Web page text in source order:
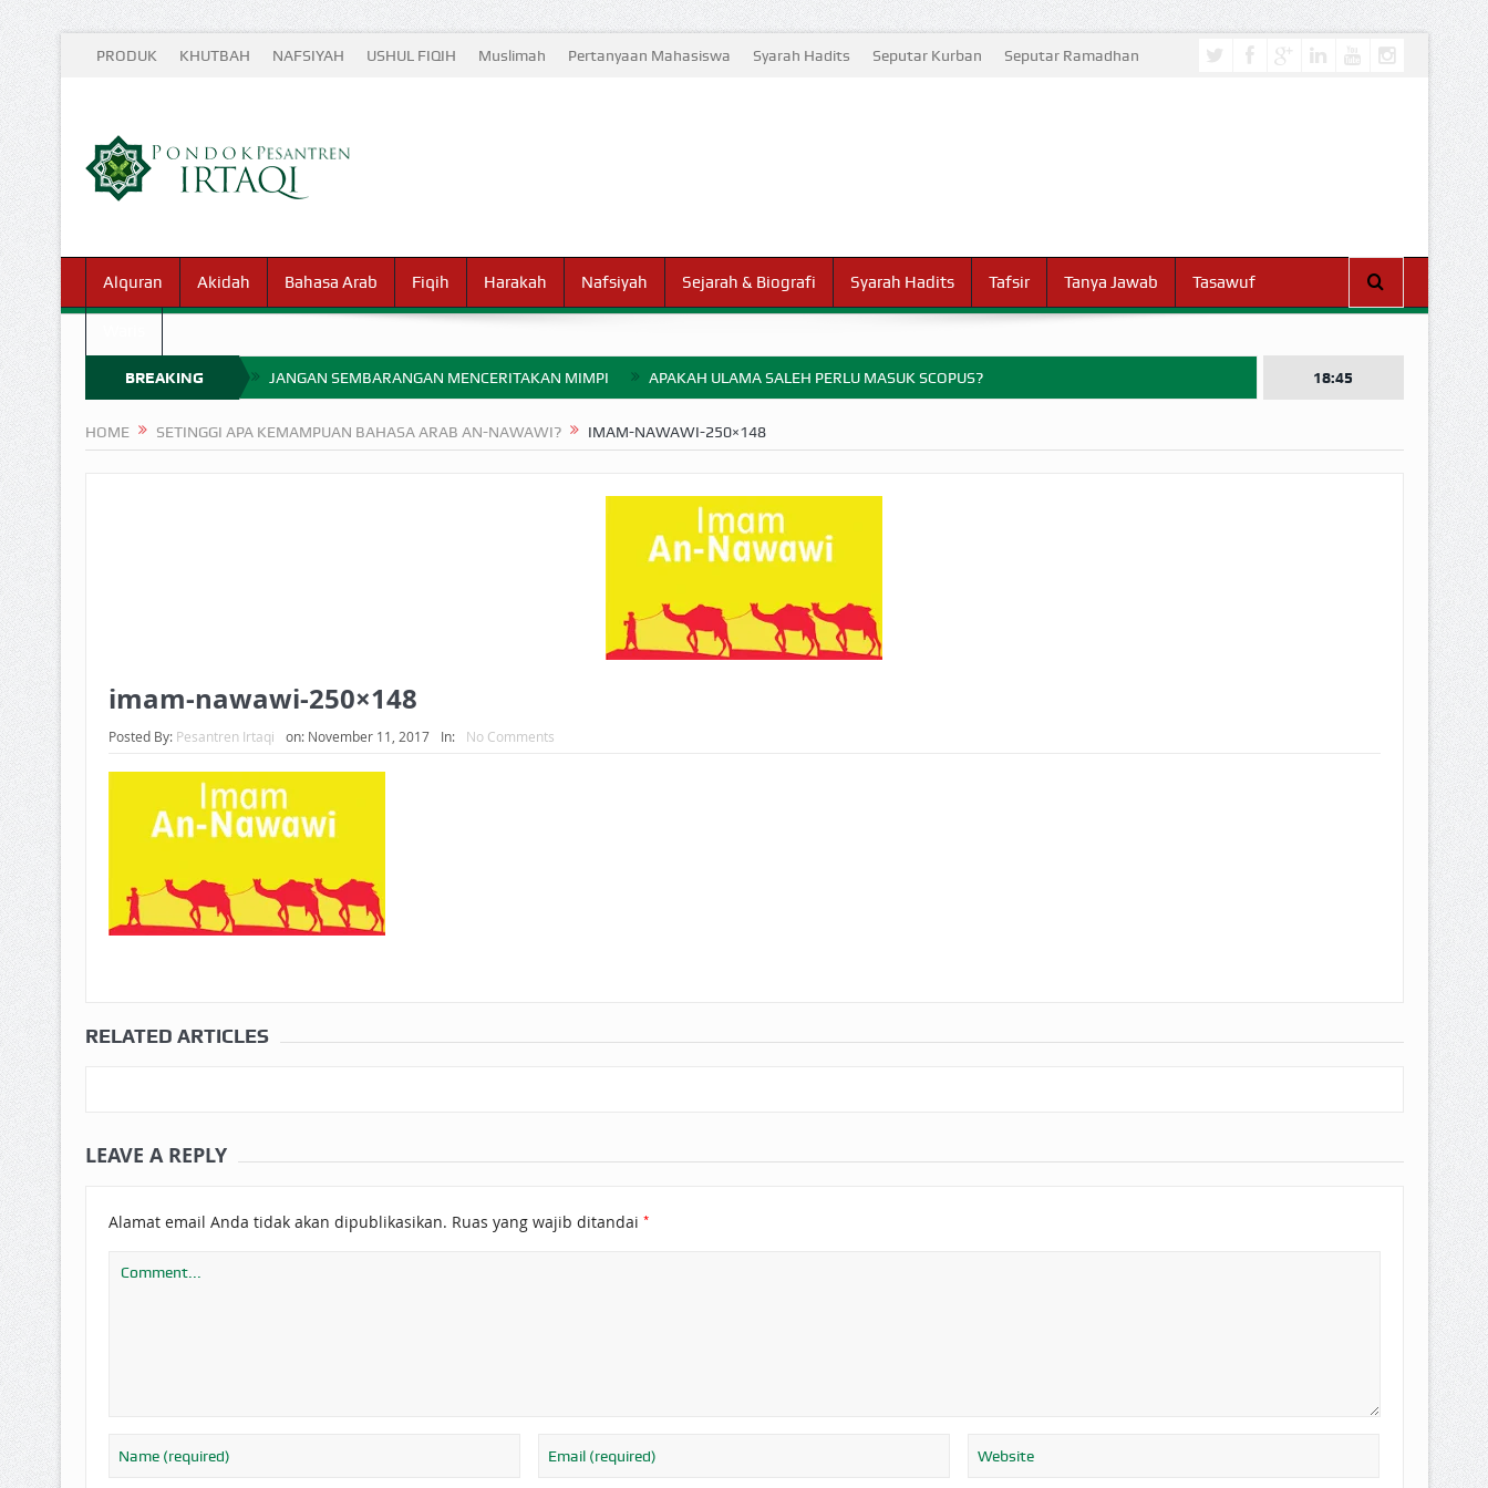
PRODUK KHUTBAH NAFSIYAH USHUL FIQIH Muslimah Pertanyaan Mahasiswa Syarah Hadits Seputar Kurban Seputar Ramadhan
Alquran Akidah Bahasa Arab Fiqih Harakah Nafsiyah Sejarah & Biografi Syarah Hadits Tafsir Tanya Jawab Tasawuf
BREAKING
NEWS
JANGAN SEMBARANGAN MENCERITAKAN MIMPI APAKAH ULAMA SALEH PERLU MASUK SCOPUS?
UANG HARAM BISA MENJADI HALAL JIKA SEBAB KEPEMILIKANNYA BERUBAH
BAHASA CINTA KARENA ALLAH HUKUM MEMBAYAR ZAKAT DENGAN CARA MENGANGSUR
18:45
HOME SETINGGI APA KEMAMPUAN BAHASA ARAB AN-NAWAWI? IMAM-NAWAWI-250×148
imam-nawawi-250×148
Posted By: Pesantren Irtaqi on: November 11, 2017 In: No Comments
RELATED ARTICLES
LEAVE A REPLY
Alamat email Anda tidak akan dipublikasikan. Ruas yang wajib ditandai *